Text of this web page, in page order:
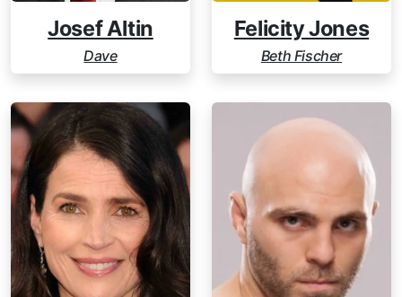
Josef Altin
Dave
Felicity Jones
Beth Fischer